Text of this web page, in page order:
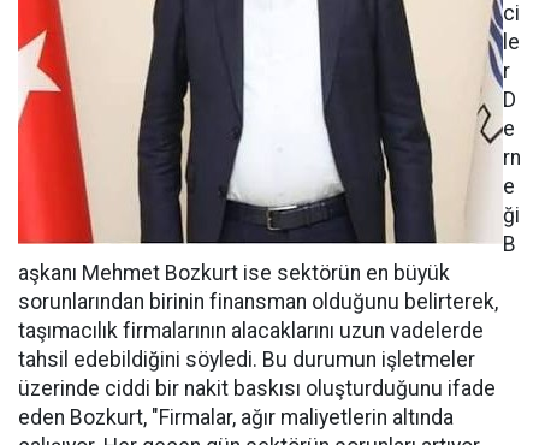
ci
le
r
D
e
rn
e
ği
B
aşkanı Mehmet Bozkurt ise sektörün en büyük
sorunlarından birinin finansman olduğunu belirterek,
taşımacılık firmalarının alacaklarını uzun vadelerde
tahsil edebildiğini söyledi. Bu durumun işletmeler
üzerinde ciddi bir nakit baskısı oluşturduğunu ifade
eden Bozkurt, "Firmalar, ağır maliyetlerin altında